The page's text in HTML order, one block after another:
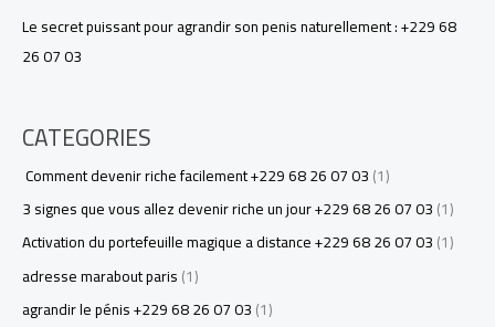
Le secret puissant pour agrandir son penis naturellement : +229 68
26 07 03
CATEGORIES
Comment devenir riche facilement +229 68 26 07 03(1)
3 signes que vous allez devenir riche un jour +229 68 26 07 03(1)
Activation du portefeuille magique a distance +229 68 26 07 03(1)
adresse marabout paris(1)
agrandir le pénis +229 68 26 07 03(1)